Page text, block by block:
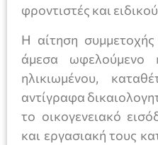
φροντιστές και
Η αίτηση
άμεσα
ηλικιωμένου,
αντίγραφα
το οικογενειακό
και εργασιακή τους